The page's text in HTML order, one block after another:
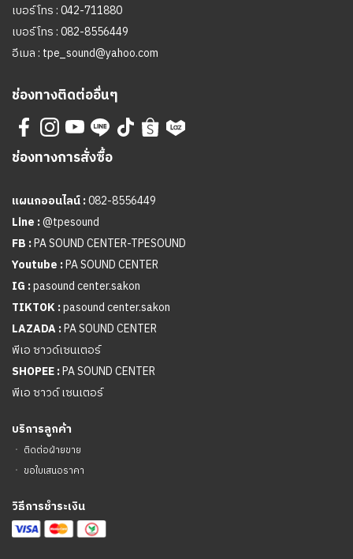
เบอร์โทร :042-711880
เบอร์โทร :082-8556449
อีเมล : tpe_sound@yahoo.com
ช่องทางติดต่ออื่นๆ
ช่องทางการสั่งซื้อ
แผนกออนไลน์ :082-8556449
Line :@tpesound
FB :PA SOUND CENTER-TPESOUND
Youtube :PA SOUND CENTER
IG :pasound center.sakon
TIKTOK :pasound center.sakon
LAZADA :PA SOUND CENTER
พีเอ ซาวด์เซนเตอร์
SHOPEE :PA SOUND CENTER
พีเอ ซาวด์ เซนเตอร์
บริการลูกค้า
ㆍ ติดต่อฝ่ายขาย
ㆍ ขอใบเสนอราคา
วิธีการชำระเงิน